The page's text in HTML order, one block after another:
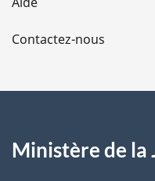
a
e
Contactez-nous
Ministère de la